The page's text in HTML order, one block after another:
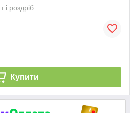
і роздріб
Купити